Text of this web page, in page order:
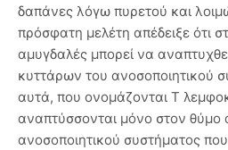
δαπάνες λόγω πυρετού και
πρόσφατη μελέτη απέδειξε ότι
αμυγδαλές μπορεί να
κυττάρων του ανοσοποιητικού
αυτά, που ονομάζονται Τ
αναπτύσσονται μόνο στον
ανοσοποιητικού συστήματος